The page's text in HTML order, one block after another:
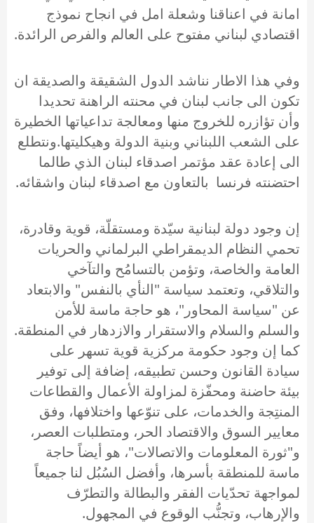
امانة في اعناقنا وشعلة امل في انجاح نموذج
اقتصادي لبناني مفتوح على العالم والفرص الرائدة.
وفي هذا الاطار نناشد الدول الشقيقة والصديقة ان
تكون الى جانب لبنان في محنته الراهنة تحديدا
وأن تؤازره للخروج منها ومعالجة تداعياتها الخطيرة
على الشعب اللبناني وبنية الدولة وهيكليتها.ونتطلع
الى إعادة عقد مؤتمر اصدقاء لبنان الذي طالما
احتضنته فرنسا بالتعاون مع اصدقاء لبنان واشقائه.
إن وجود دولة لبنانية سيّدة ومستقلّة، قوية وقادرة،
تحمي النظام الديمقراطي البرلماني والحريات
العامة والخاصة، وتؤمن بالتسامُح والتآخي
والتلاقي، وتعتمد سياسة "النأي بالنفس" والابتعاد
عن "سياسة المحاور"، هو حاجة ماسة للأمن
والسلم والسلام والاستقرار والازدهار في المنطقة.
كما إن وجود حكومة مركزية قوية تسهر على
سيادة القانون وحسن تطبيقه، إضافة إلى توفير
بيئة حاضنة ومحفّزة لمزاولة الأعمال والقطاعات
المنتِجة والخدمات، على تنوّعها واختلافها، وفق
معايير السوق والاقتصاد الحر، ومتطلبات العصر،
و"ثورة المعلومات والاتصالات"، هو أيضاً حاجة
ماسة للمنطقة بأسرها، وأفضل السُبُل لنا جميعاً
لمواجهة تحدّيات الفقر والبطالة والتطرّف
والإرهاب، وتجنُّب الوقوع في المجهول.